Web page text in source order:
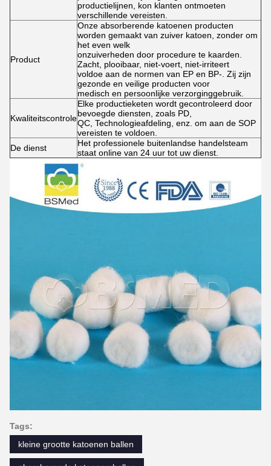
productielijnen, kon klanten ontmoeten
verschillende vereisten.
Product
Onze absorberende katoenen producten
worden gemaakt van zuiver katoen, zonder om
het even welk
onzuiverheden door procedure te kaarden.
Zacht, plooibaar, niet-voert, niet-irriteert
voldoe aan de normen van EP en BP-. Zij zijn
gezonde en veilige producten voor
medisch en persoonlijke verzorginggebruik.
Kwaliteitscontrole
Elke productieketen wordt gecontroleerd door
bevoegde diensten, zoals PD,
QC, Technologieafdeling, enz. om aan de SOP
vereisten te voldoen.
De dienst
Het professionele buitenlandse handelsteam
staat online van 24 uur tot uw dienst.
Tags:
kleine grootte katoenen ballen